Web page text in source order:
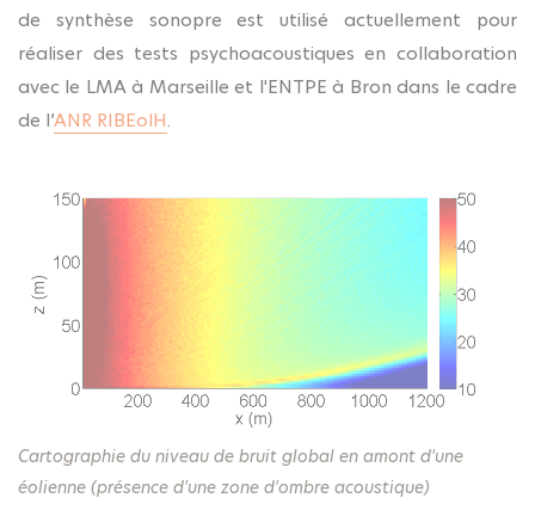
de synthèse sonopre est utilisé actuellement pour
réaliser des tests psychoacoustiques en collaboration
avec le LMA à Marseille et l'ENTPE à Bron dans le cadre
de l’ANR RIBEolH.
Cartographie du niveau de bruit global en amont d'une
éolienne (présence d'une zone d'ombre acoustique)